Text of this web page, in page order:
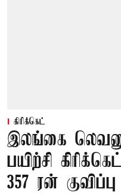
கிரிக்கெட்
இலங்கை
பயிற்சி
357 ரன் குவிப்பு